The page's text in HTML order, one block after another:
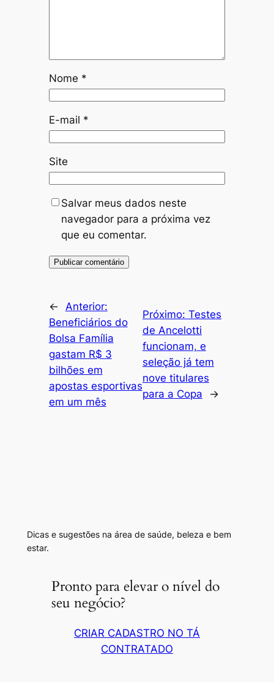
Nome *
E-mail *
Site
Salvar meus dados neste
navegador para a próxima vez
que eu comentar.
←
Anterior:
Beneficiários do
Bolsa Família
gastam R$ 3
bilhões em
apostas esportivas
em um mês
Próximo: Testes
de Ancelotti
funcionam, e
seleção já tem
nove titulares
para a Copa
→
Dicas e sugestões na área de saúde, beleza e bem
estar.
Pronto para elevar o nível do
seu negócio?
CRIAR CADASTRO NO TÁ
CONTRATADO